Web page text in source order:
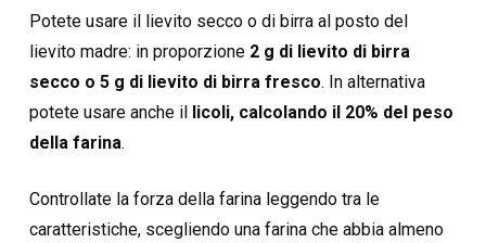
Potete usare il lievito secco o di birra al posto del
lievito madre: in proporzione 2 g di lievito di birra
secco o 5 g di lievito di birra fresco. In alternativa
potete usare anche il licoli, calcolando il 20% del peso
della farina.
Controllate la forza della farina leggendo tra le
caratteristiche, scegliendo una farina che abbia almeno